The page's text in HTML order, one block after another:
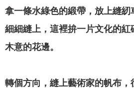
導
覽
回
拿一條水綠色的緞帶，放上縫
細細縫上，這裡拚一片文化的
木意的花邊。
轉個方向，縫上藝術家的帆布，